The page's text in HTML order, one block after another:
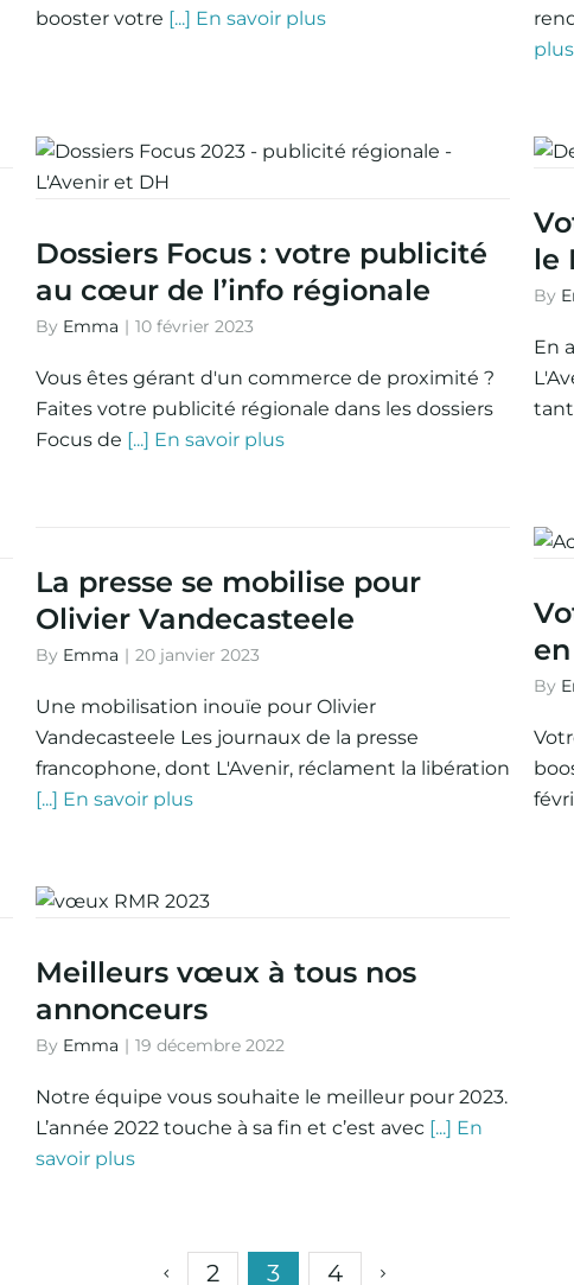
booster votre [...] En savoir plus
plus
Dossiers Focus : votre publicité
au cœur de l’info régionale
By Emma | 10 février 2023
Vous êtes gérant d'un commerce de proximité ?
Faites votre publicité régionale dans les dossiers
Focus de [...] En savoir plus
le
By
En
La presse se mobilise pour
Olivier Vandecasteele
By Emma | 20 janvier 2023
Une mobilisation inouïe pour Olivier
Vandecasteele Les journaux de la presse
francophone, dont L'Avenir, réclament la libération
[...] En savoir plus
By
Meilleurs vœux à tous nos
annonceurs
By Emma | 19 décembre 2022
Notre équipe vous souhaite le meilleur pour 2023.
L’année 2022 touche à sa fin et c’est avec [...] En
savoir plus
2 3 4